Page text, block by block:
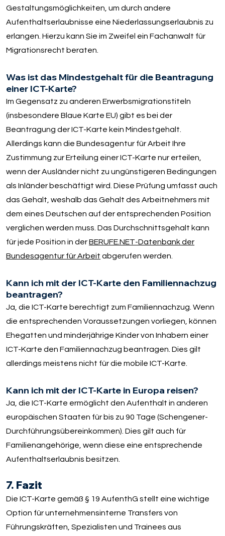
Gestaltungsmöglichkeiten, um durch andere
Aufenthaltserlaubnisse eine Niederlassungserlaubnis zu
erlangen. Hierzu kann Sie im Zweifel ein Fachanwalt für
Migrationsrecht beraten.
Was ist das Mindestgehalt für die Beantragung
einer ICT-Karte?
Im Gegensatz zu anderen Erwerbsmigrationstiteln
(insbesondere Blaue Karte EU) gibt es bei der
Beantragung der ICT-Karte kein Mindestgehalt.
Allerdings kann die Bundesagentur für Arbeit Ihre
Zustimmung zur Erteilung einer ICT-Karte nur erteilen,
wenn der Ausländer nicht zu ungünstigeren Bedingungen
als Inländer beschäftigt wird. Diese Prüfung umfasst auch
das Gehalt, weshalb das Gehalt des Arbeitnehmers mit
dem eines Deutschen auf der entsprechenden Position
verglichen werden muss. Das Durchschnittsgehalt kann
für jede Position in derBERUFE.NET-Datenbank der
Bundesagentur für Arbeit abgerufen werden.
Kann ich mit der ICT-Karte den Familiennachzug
beantragen?
Ja, die ICT-Karte berechtigt zum Familiennachzug. Wenn
die entsprechenden Voraussetzungen vorliegen, können
Ehegatten und minderjährige Kinder von Inhabern einer
ICT-Karte den Familiennachzug beantragen. Dies gilt
allerdings meistens nicht für die mobile ICT-Karte.
Kann ich mit der ICT-Karte in Europa reisen?
Ja, die ICT-Karte ermöglicht den Aufenthalt in anderen
europäischen Staaten für bis zu 90 Tage (Schengener-
Durchführungsübereinkommen). Dies gilt auch für
Familienangehörige, wenn diese eine entsprechende
Aufenthaltserlaubnis besitzen.
7. Fazit
Die ICT-Karte gemäß § 19 AufenthG stellt eine wichtige
Option für unternehmensinterne Transfers von
Führungskräften, Spezialisten und Trainees aus